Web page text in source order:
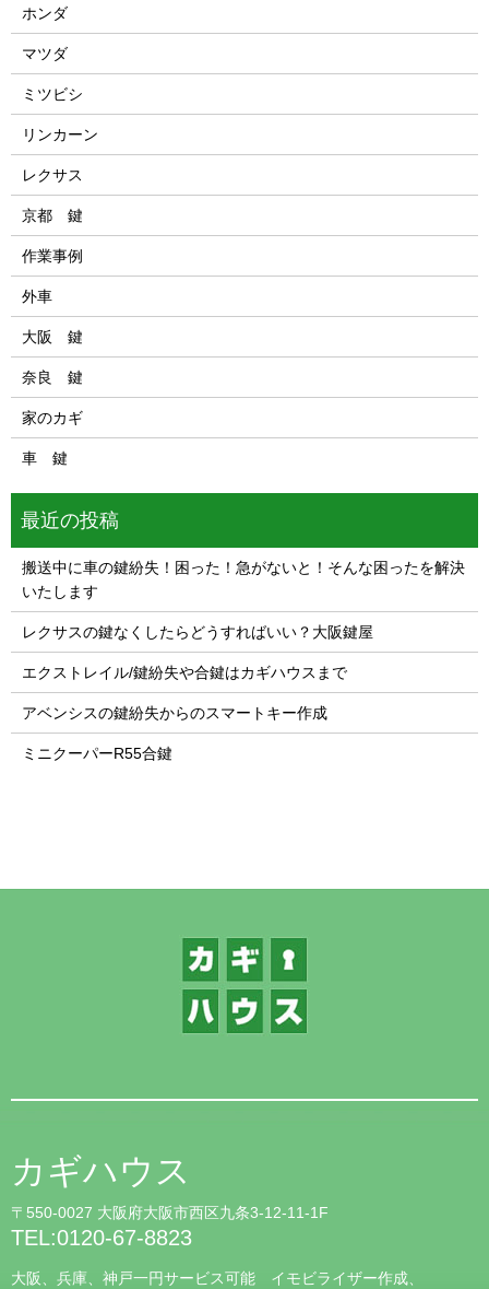
ホンダ
マツダ
ミツビシ
リンカーン
レクサス
京都 鍵
作業事例
外車
大阪 鍵
奈良 鍵
家のカギ
車 鍵
最近の投稿
搬送中に車の鍵紛失！困った！急がないと！そんな困ったを解決
いたします
レクサスの鍵なくしたらどうすればいい？大阪鍵屋
エクストレイル/鍵紛失や合鍵はカギハウスまで
アベンシスの鍵紛失からのスマートキー作成
ミニクーパーR55合鍵
カギハウス
〒550-0027 大阪府大阪市西区九条3-12-11-1F
TEL:0120-67-8823
大阪、兵庫、神戸一円サービス可能 イモビライザー作成、